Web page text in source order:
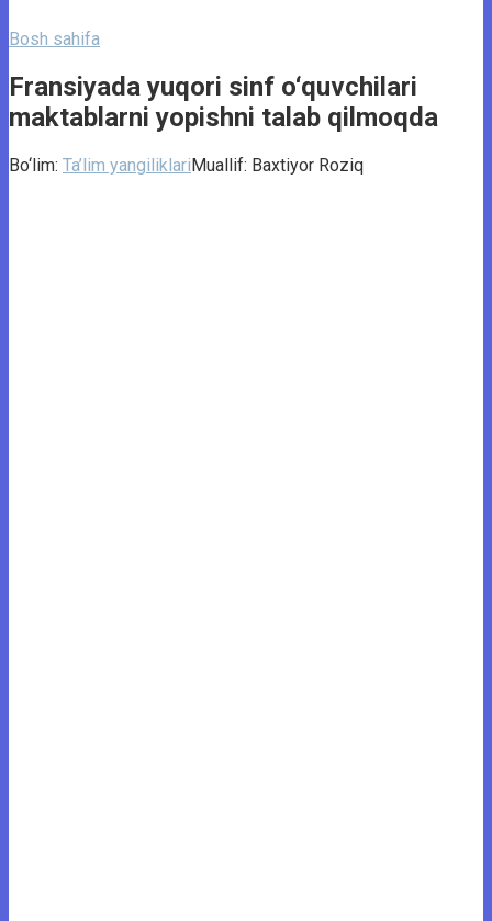
Bosh sahifa
Fransiyada yuqori sinf o‘quvchilari
maktablarni yopishni talab qilmoqda
Bo‘lim: Ta’lim yangiliklariMuallif: Baxtiyor Roziq